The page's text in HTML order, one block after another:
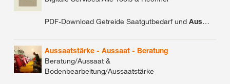
Aussaat
Raps
Saatgut
PDF-Download Getreide Saatgutbedarf und Aussaatstärke
Aussaatstärke - Aussaat - Beratung
Beratung/Aussaat &
Bodenbearbeitung/Aussaatstärke